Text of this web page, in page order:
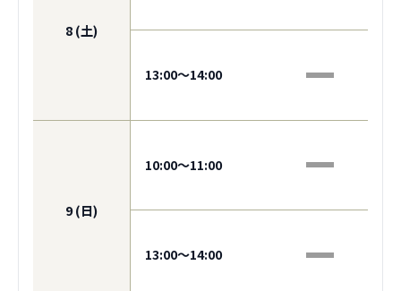
8 (土)
13:00〜14:00
9 (日)
10:00〜11:00
13:00〜14:00